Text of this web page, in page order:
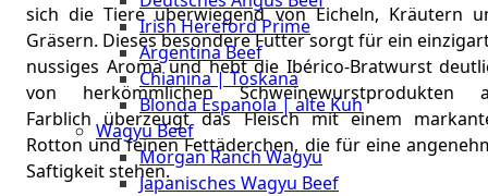
Stuttgart
Irish Hereford Prime
Argentina Beef
Chianina | Toskana
Blonda Espanola | alte Kuh
Wagyu Beef
Morgan Ranch Wagyu
Japanisches Wagyu Beef
sich die Tiere überwiegend von Eicheln, Kräutern
Gräsern. Dieses besondere Futter sorgt für ein
nussiges Aroma und hebt die Ibérico-Bratwurst
von herkömmlichen Schweinewurstprodukten
Farblich überzeugt das Fleisch mit einem
Rotton und feinen Fettäderchen, die für eine
Saftigkeit stehen.